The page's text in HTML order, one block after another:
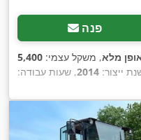
פנה
מלא, משקל עצמי: 5,400
ייצור: 2014, שעות עבודה:
Diesel Motor
1,950 מ"מ